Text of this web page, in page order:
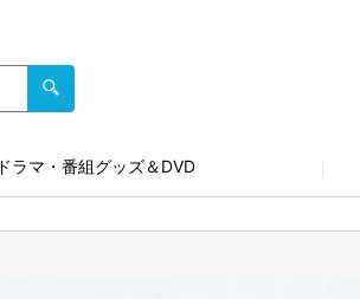
ドラマ・番組グッズ＆DVD